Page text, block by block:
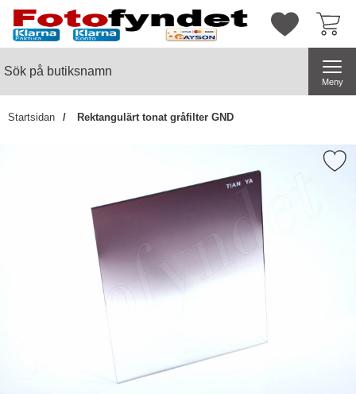
Startsidan för butiksnamn
Mina
Meny
Startsidan Rektangulärt tonat gråfilter GND
Markera rektangulärt tonat